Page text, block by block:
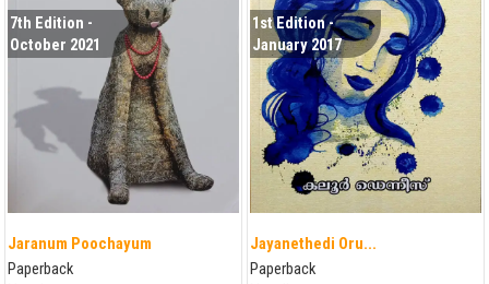
7th Edition -
October 2021
Jaranum Poochayum
Paperback
1st Edition -
January 2017
Jayanethedi Oru...
Paperback